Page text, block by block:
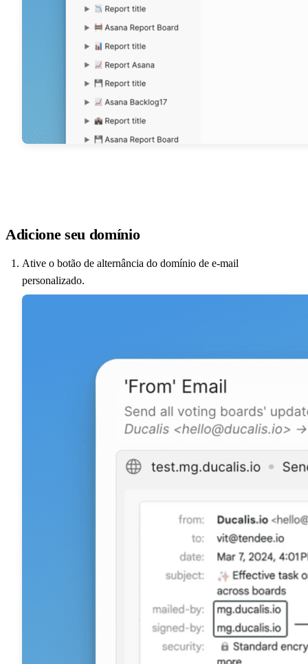
Adicione seu domínio
Ative o botão de alternância do domínio de e-mail
personalizado.